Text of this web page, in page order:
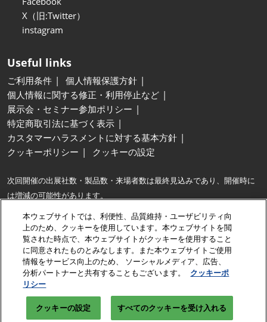
X（旧:Twitter）
instagram
Useful links
ご利用条件
個人情報保護方針
個人情報に関する修正・利用停止など
展示会・セミナー参加ポリシー
特定商取引法に基づく表示
カスタマーハラスメントに対する基本方針
クッキーポリシー
クッキーの設定
次回開催の出展社数・製品数・来場者数は最終見込みであり、開催時に
は増減の可能性があります。
※最大…同種の展示会との出展社数および製品展示面積の比較。
※出展社数は、出展契約企業に加え、共同出展するグループ企業・パート
ナー企業数も含みます。
Copyright © RX Japan GK
本ウェブサイトでは、利便性、品質維持・ユーザビリティ向
上のため、クッキーを使用しています。本ウェブサイトを閲
覧された時点で、本ウェブサイトがクッキーを使用すること
に同意されたものとみなします。また本ウェブサイトご使用
情報をサービス向上のため、 ソーシャルメディア、広告、
分析パートナーと共有することもございます。
クッキーポ
リシー
クッキーの設定 すべてのクッキーを受け入れる